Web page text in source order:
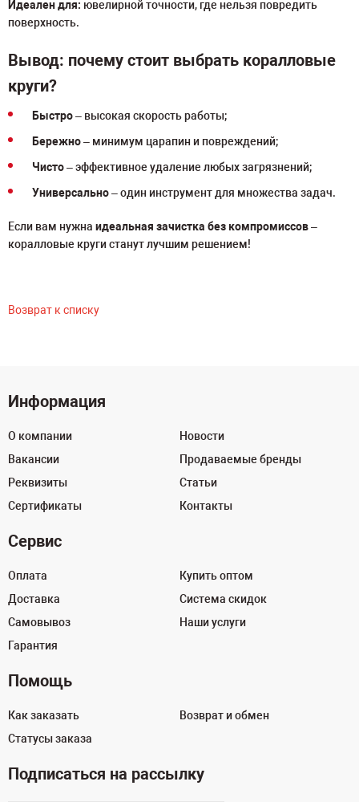
Идеален для: ювелирной точности, где нельзя повредить
поверхность.
Вывод: почему стоит выбрать коралловые
круги?
Быстро– высокая скорость работы;
Бережно– минимум царапин и повреждений;
Чисто– эффективное удаление любых загрязнений;
Универсально– один инструмент для множества задач.
Если вам нужна идеальная зачистка без компромиссов–
коралловые круги станут лучшим решением!
Возврат к списку
Информация
О компании
Вакансии
Реквизиты
Сертификаты
Новости
Продаваемые бренды
Статьи
Контакты
Сервис
Оплата
Доставка
Самовывоз
Гарантия
Купить оптом
Система скидок
Наши услуги
Помощь
Как заказать
Статусы заказа
Возврат и обмен
Подписаться на рассылку